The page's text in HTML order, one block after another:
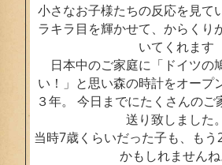
小さなお子様たちの反応を見て
ラキラ目を輝かせて、からくり
いてくれます
日本中のご家庭に「ドイツの
い！」と思い森の時計をオープ
３年。 今日までにたくさんのご
送り致しました。
当時7歳くらいだった子も、もう
かもしれませんね